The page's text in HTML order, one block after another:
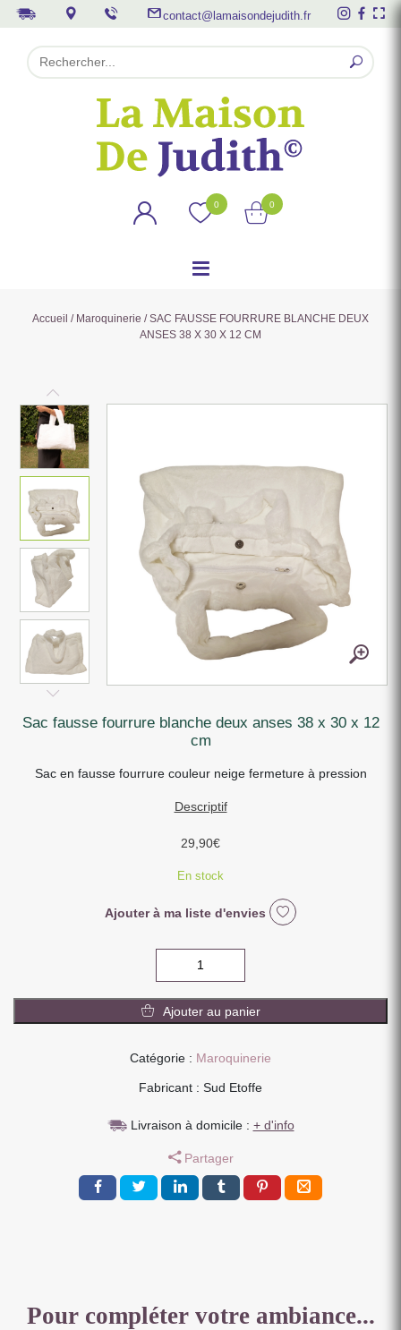
contact@lamaisondejudith.fr
0 0
Accueil / Maroquinerie / SAC FAUSSE FOURRURE BLANCHE DEUX
ANSES 38 X 30 X 12 CM
sac fausse fourrure blanche deux anses 38 x 30 x 12
cm
Sac en fausse fourrure couleur neige fermeture à pression
Descriptif
29,90€
En stock
Ajouter à ma liste d'envies
FAUSSE
BLANCHE
DEUX
ANSES
X
12
CM
Ajouter au panier
Catégorie : Maroquinerie
Fabricant : Sud Etoffe
Livraison à domicile : + d'info
Partager
Pour compléter votre ambiance...